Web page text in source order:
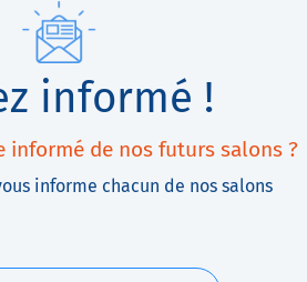
informé !
informé de nos futurs salons ?
informe chacun de nos salons